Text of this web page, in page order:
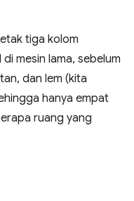
tiga kolom
mesin lama, sebelum
dan lem (kita
hanya empat
ruang yang